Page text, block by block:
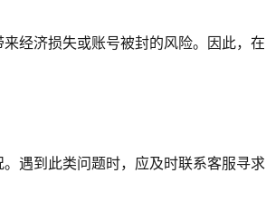
经济损失或账号被封的风险。因此，在
遇到此类问题时，应及时联系客服寻求